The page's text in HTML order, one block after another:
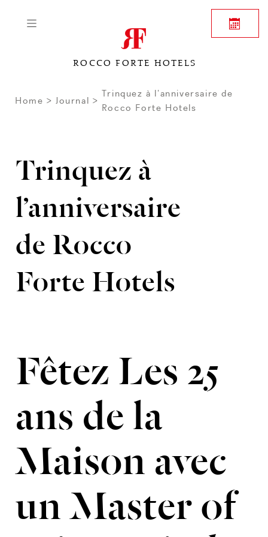
ROCCO FORTE HOTELS
Home Journal
Trinquez à l’anniversaire de
Rocco Forte Hotels
Trinquez à
l’anniversaire
de Rocco
Forte Hotels
Fêtez Les 25
ans de la
Maison avec
un Master of